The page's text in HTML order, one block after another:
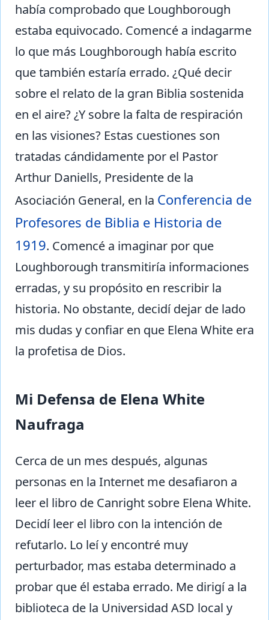
había comprobado que Loughborough
estaba equivocado. Comencé a indagarme
lo que más Loughborough había escrito
que también estaría errado. ¿Qué decir
sobre el relato de la gran Biblia sostenida
en el aire? ¿Y sobre la falta de respiración
en las visiones? Estas cuestiones son
tratadas cándidamente por el Pastor
Arthur Daniells, Presidente de la
Asociación General, en la Conferencia de
Profesores de Biblia e Historia de
1919. Comencé a imaginar por que
Loughborough transmitiría informaciones
erradas, y su propósito en rescribir la
historia. No obstante, decidí dejar de lado
mis dudas y confiar en que Elena White era
la profetisa de Dios.
Mi Defensa de Elena White
Naufraga
Cerca de un mes después, algunas
personas en la Internet me desafiaron a
leer el libro de Canright sobre Elena White.
Decidí leer el libro con la intención de
refutarlo. Lo leí y encontré muy
perturbador, mas estaba determinado a
probar que él estaba errado. Me dirigí a la
biblioteca de la Universidad ASD local y